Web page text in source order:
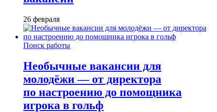
26 февраля
Поиск работы
Необычные вакансии для
молодёжи — от директора
по настроению до помощника
игрока в гольф